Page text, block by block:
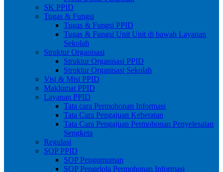
SK PPID
Tugas & Fungsi
Tugas & Fungsi PPID
Tugas & Fungsi Unit Unit di bawah Layanan
Sekolah
Struktur Organisasi
Struktur Organisasi PPID
Struktur Organisasi Sekolah
Visi & Misi PPID
Maklumat PPID
Layanan PPID
Tata cara Permohonan Informasi
Tata Cara Pengajuan Keberatan
Tata Cara Pengajuan Permohonan Penyelesaian
Sengketa
Regulasi
SOP PPID
SOP Pengumuman
SOP Pengelola Permohonan Informasi